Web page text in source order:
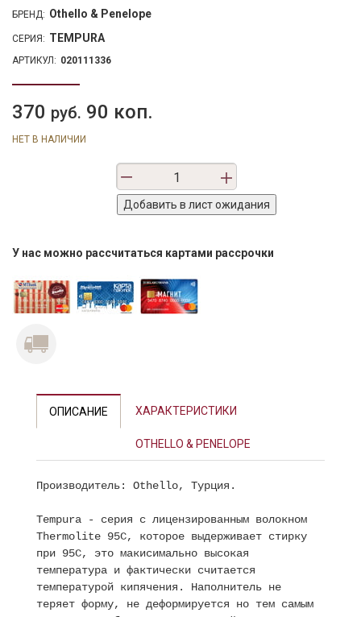
БРЕНД: Othello & Penelope
СЕРИЯ: TEMPURA
АРТИКУЛ: 020111336
370 руб. 90 коп.
НЕТ В НАЛИЧИИ
У нас можно рассчитаться картами рассрочки
ОПИСАНИЕ ХАРАКТЕРИСТИКИ
OTHELLO & PENELOPE
Производитель: Othello, Турция.
Tempura - серия с лицензированным волокном
Thermolite 95C, которое выдерживает стирку
при 95С, это макисимально высокая
температура и фактически считается
температурой кипячения. Наполнитель не
теряет форму, не деформируется но тем самым